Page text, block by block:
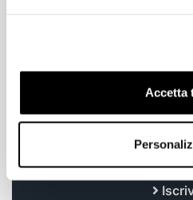
Accetta
Iscriviti gratuitamente